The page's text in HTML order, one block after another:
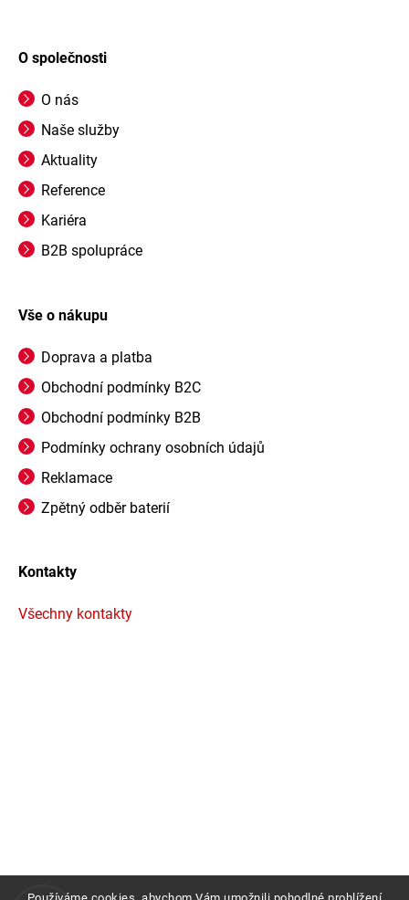
O společnosti
O nás
Naše služby
Aktuality
Reference
Kariéra
B2B spolupráce
Vše o nákupu
Doprava a platba
Obchodní podmínky B2C
Obchodní podmínky B2B
Podmínky ochrany osobních údajů
Reklamace
Zpětný odběr baterií
Kontakty
Všechny kontakty